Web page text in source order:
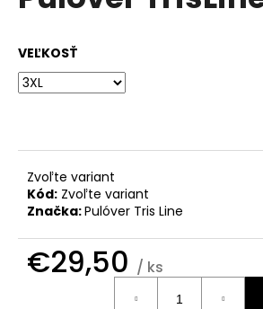
5
hviezdičiek.
VEĽKOSŤ
Zvoľte variant
Kód: Zvoľte variant
Značka:Pulóver Tris Line
€29,50 / ks
j
s
ť
HĽADAŤ